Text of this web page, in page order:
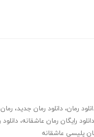
رمان، دانلود رمان جدید،
دانلود رایگان رمان عاشقانه،
پلیسی عاشقانه